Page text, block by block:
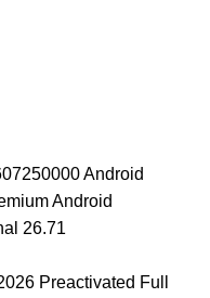
Android
Android
26.71
Preactivated Full